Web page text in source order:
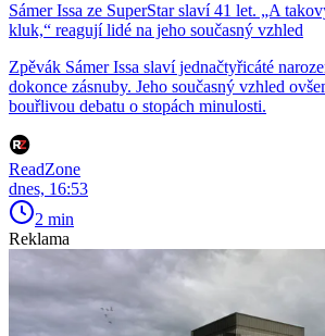
Sámer Issa ze SuperStar slaví 41 let. „A
kluk,“ reagují lidé na jeho současný vzhled
Zpěvák Sámer Issa slaví jednačtyřicáté
dokonce zásnuby. Jeho současný vzhled
bouřlivou debatu o stopách minulosti.
ReadZone
dnes, 16:53
2 min
Reklama